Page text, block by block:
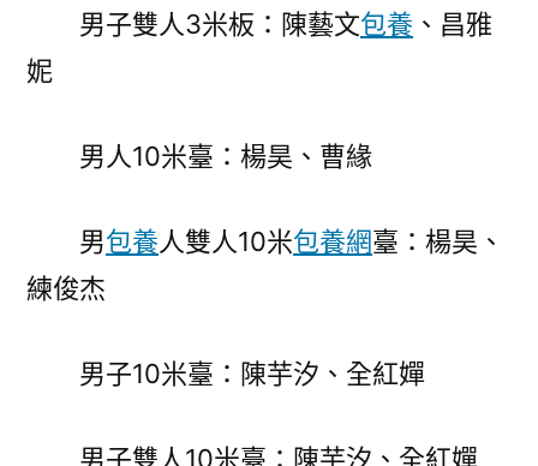
男子雙人3米板：陳藝文包養 、昌雅
妮
男人10米臺：楊昊、曹緣
男包養人雙人10米包養網臺：楊昊、
練俊杰
男子10米臺：陳芋汐、全紅嬋
男子雙人10米臺：陳芋汐、全紅嬋